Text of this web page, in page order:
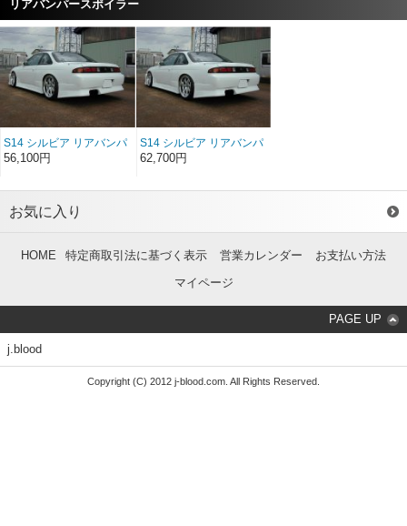
リアバンパースポイラー
S14 シルビア リアバンパ
ースポイラー FRP（前/後
56,100円
S14 シルビア リアバンパ
ースポイラー ソフト
62,700円
お気に入り
HOME 特定商取引法に基づく表示 営業カレンダー
お支払い方法
マイページ
PAGE UP
j.blood
Copyright (C) 2012 j-blood.com. All Rights Reserved.